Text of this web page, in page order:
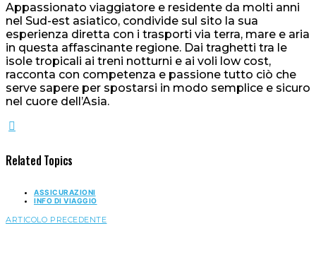
Appassionato viaggiatore e residente da molti anni
nel Sud-est asiatico, condivide sul sito la sua
esperienza diretta con i trasporti via terra, mare e aria
in questa affascinante regione. Dai traghetti tra le
isole tropicali ai treni notturni e ai voli low cost,
racconta con competenza e passione tutto ciò che
serve sapere per spostarsi in modo semplice e sicuro
nel cuore dell’Asia.
Related Topics
ASSICURAZIONI
INFO DI VIAGGIO
ARTICOLO PRECEDENTE